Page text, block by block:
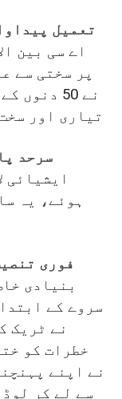
تعمیل پیداوار
اے سی بین
پر سختی سے
تیاری اور
سرحد پار
ایشیائی
فوری تنصیب
بنیادی
سروے کے
نے ٹریک
سے لے کر